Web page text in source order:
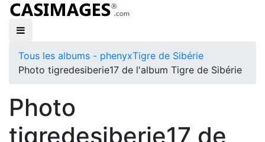
Tous les albums - phenyxTigre de Sibérie
Photo tigredesiberie17 de l'album Tigre de Sibérie
Photo
tigredesiberie17 de